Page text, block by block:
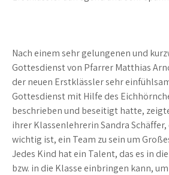
Nach einem sehr gelungenen und
Gottesdienst von Pfarrer Matthias
der neuen Erstklässler sehr
Gottesdienst mit Hilfe des
beschrieben und beseitigt hatte,
ihrer Klassenlehrerin Sandra Schäffer,
wichtig ist, ein Team zu sein um
Jedes Kind hat ein Talent, das es in
bzw. in die Klasse einbringen kann,